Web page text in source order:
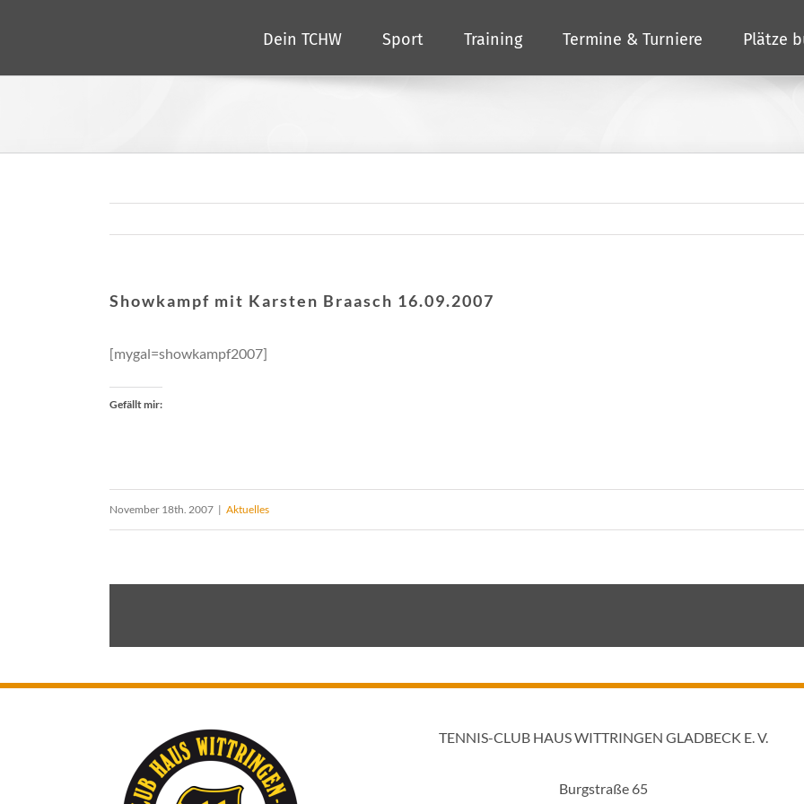
springen
Dein TCHW Sport Training Termine & Turniere Plätze
Showkampf mit Karsten Braasch 16.09.2007
[mygal=showkampf2007]
Gefällt mir:
November 18th. 2007 | Aktuelles
TENNIS-CLUB HAUS WITTRINGEN GLADBECK E. V.
Burgstraße 65